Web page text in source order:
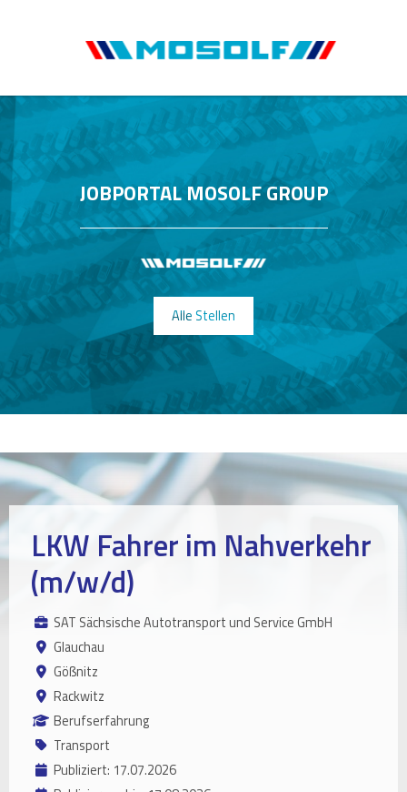
JOBPORTAL MOSOLF GROUP
Alle Stellen
LKW Fahrer im Nahverkehr
(m/w/d)
SAT Sächsische Autotransport und Service GmbH
Glauchau
Gößnitz
Rackwitz
Berufserfahrung
Transport
Publiziert: 17.07.2026